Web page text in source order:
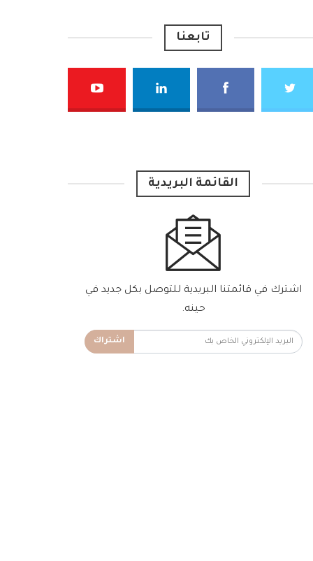
تابعنا
القائمة البريدية
اشترك في قائمتنا البريدية للتوصل بكل جديد في
حينه.
اشتراك